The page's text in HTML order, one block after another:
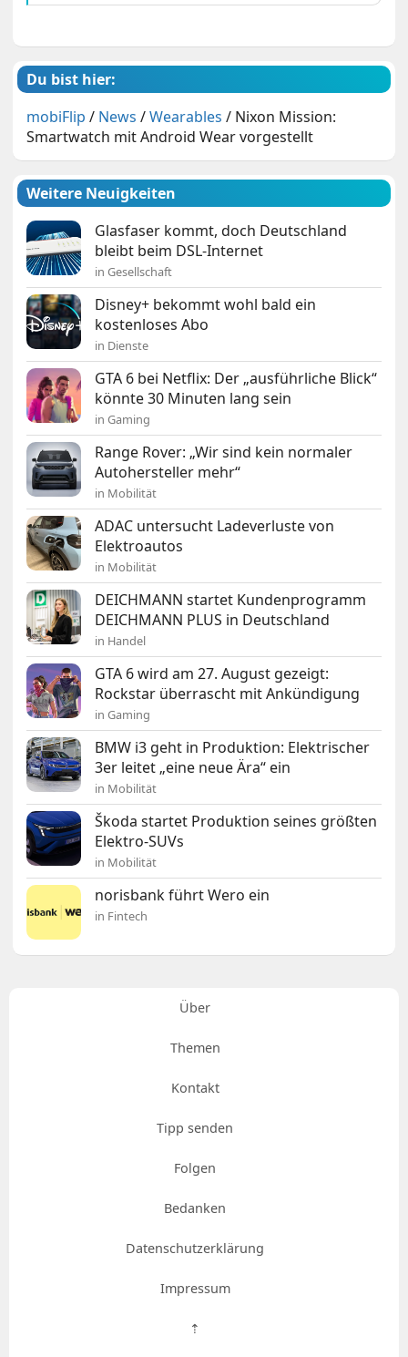
Du bist hier:
mobiFlip / News /Wearables / Nixon Mission:
Smartwatch mit Android Wear vorgestellt
Weitere Neuigkeiten
Glasfaser kommt, doch Deutschland
bleibt beim DSL-Internet
in Gesellschaft
Disney+ bekommt wohl bald ein
kostenloses Abo
in Dienste
GTA 6 bei Netflix: Der „ausführliche Blick“
könnte 30 Minuten lang sein
in Gaming
Range Rover: „Wir sind kein normaler
Autohersteller mehr“
in Mobilität
ADAC untersucht Ladeverluste von
Elektroautos
in Mobilität
DEICHMANN startet Kundenprogramm
DEICHMANN PLUS in Deutschland
in Handel
GTA 6 wird am 27. August gezeigt:
Rockstar überrascht mit Ankündigung
in Gaming
BMW i3 geht in Produktion: Elektrischer
3er leitet „eine neue Ära“ ein
in Mobilität
Škoda startet Produktion seines größten
Elektro-SUVs
in Mobilität
norisbank führt Wero ein
in Fintech
Über
Themen
Kontakt
Tipp senden
Folgen
Bedanken
Datenschutzerklärung
Impressum
⇡